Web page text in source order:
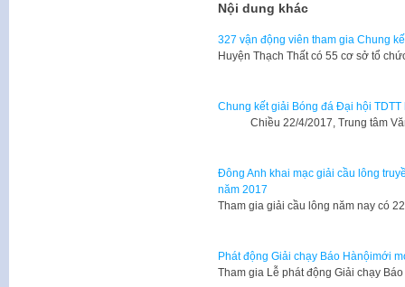
Nội dung khác
327 vận động viên tham gia Chung
Huyện Thạch Thất có 55 cơ sở tổ
Chung kết giải Bóng đá Đại hội
Chiều 22/4/2017, Trung tâm Văn
Đông Anh khai mạc giải cầu lông
năm 2017
Tham gia giải cầu lông năm nay có
Phát động Giải chạy Báo Hànộimới
Tham gia Lễ phát động Giải chạy